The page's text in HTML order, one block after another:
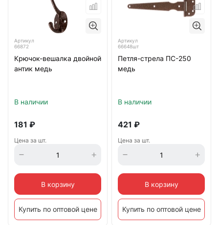
Артикул
66872
Крючок-вешалка двойной
антик медь
В наличии
181 ₽
Цена за шт.
В корзину
Купить по оптовой цене
Артикул
66648шт
Петля-стрела ПС-250
медь
В наличии
421 ₽
Цена за шт.
В корзину
Купить по оптовой цене